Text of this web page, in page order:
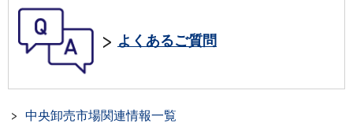
よくあるご質問
中央卸売市場関連情報一覧